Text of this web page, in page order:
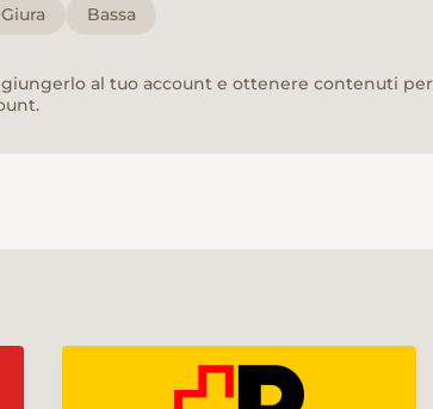
Giura Bassa
al tuo account e ottenere contenuti